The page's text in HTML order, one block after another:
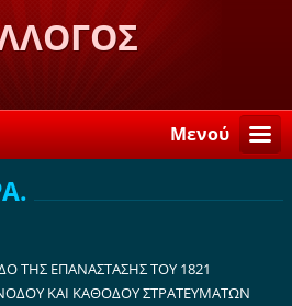
ΣΤΗ
ΒΕΛΕΜΙΝΗ"
Μενού
ΤΗΣ ΕΠΑΝΑΣΤΑΣΗΣ ΤΟΥ 1821
ΚΑΙ ΚΑΘΟΔΟΥ ΣΤΡΑΤΕΥΜΑΤΩΝ